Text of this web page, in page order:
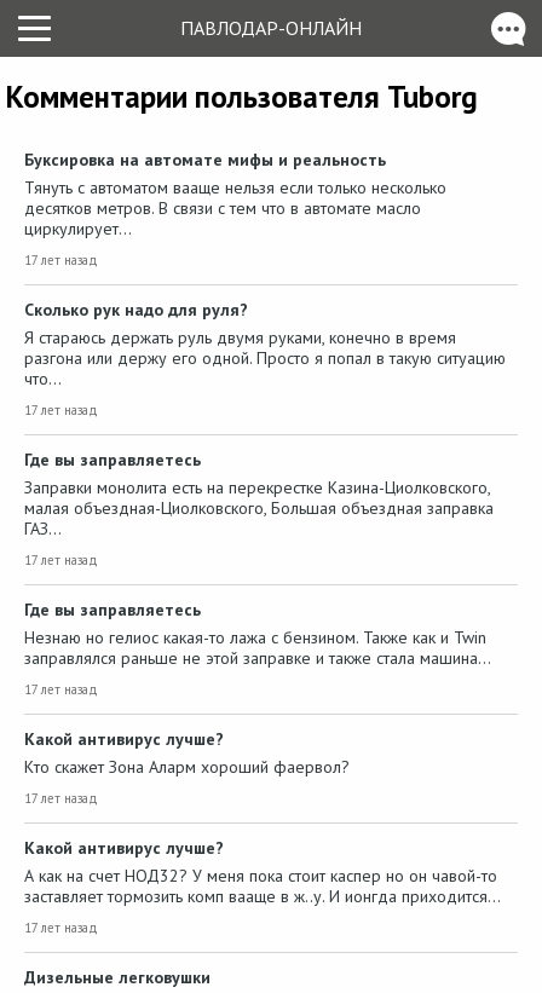
ПАВЛОДАР-ОНЛАЙН
Комментарии пользователя Tuborg
Буксировка на автомате мифы и реальность
Тянуть с автоматом вааще нельзя если только несколько
десятков метров. В связи с тем что в автомате масло
циркулирует…
17 лет назад
Сколько рук надо для руля?
Я стараюсь держать руль двумя руками, конечно в время
разгона или держу его одной. Просто я попал в такую ситуацию
что…
17 лет назад
Где вы заправляетесь
Заправки монолита есть на перекрестке Казина-Циолковского,
малая объездная-Циолковского, Большая объездная заправка
ГАЗ…
17 лет назад
Где вы заправляетесь
Незнаю но гелиос какая-то лажа с бензином. Также как и Twin
заправлялся раньше не этой заправке и также стала машина…
17 лет назад
Какой антивирус лучше?
Кто скажет Зона Аларм хороший фаервол?
17 лет назад
Какой антивирус лучше?
А как на счет НОД32? У меня пока стоит каспер но он чавой-то
заставляет тормозить комп вааще в ж..у. И ионгда приходится…
17 лет назад
Дизельные легковушки